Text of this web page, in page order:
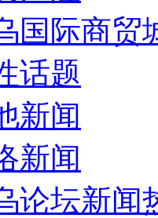
国际商贸
话题
新闻
新闻
论坛新闻